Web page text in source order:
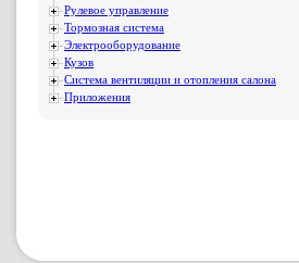
Рулевое управление
Тормозная система
Электрооборудование
Кузов
Система вентиляции и отопления салона
Приложения